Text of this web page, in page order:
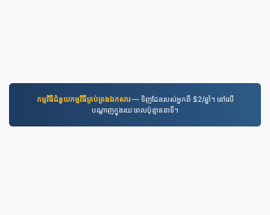
កម្មវិធី​ជំនួយ​កម្មវិធី​គ្រប់គ្រង​ឯកសារ— ទិញដែនរបស់អ្នកពី $2/ឆ្នាំ។ នៅលើ
បណ្តាញក្នុងរយៈពេលប៉ុន្មាននាទី។